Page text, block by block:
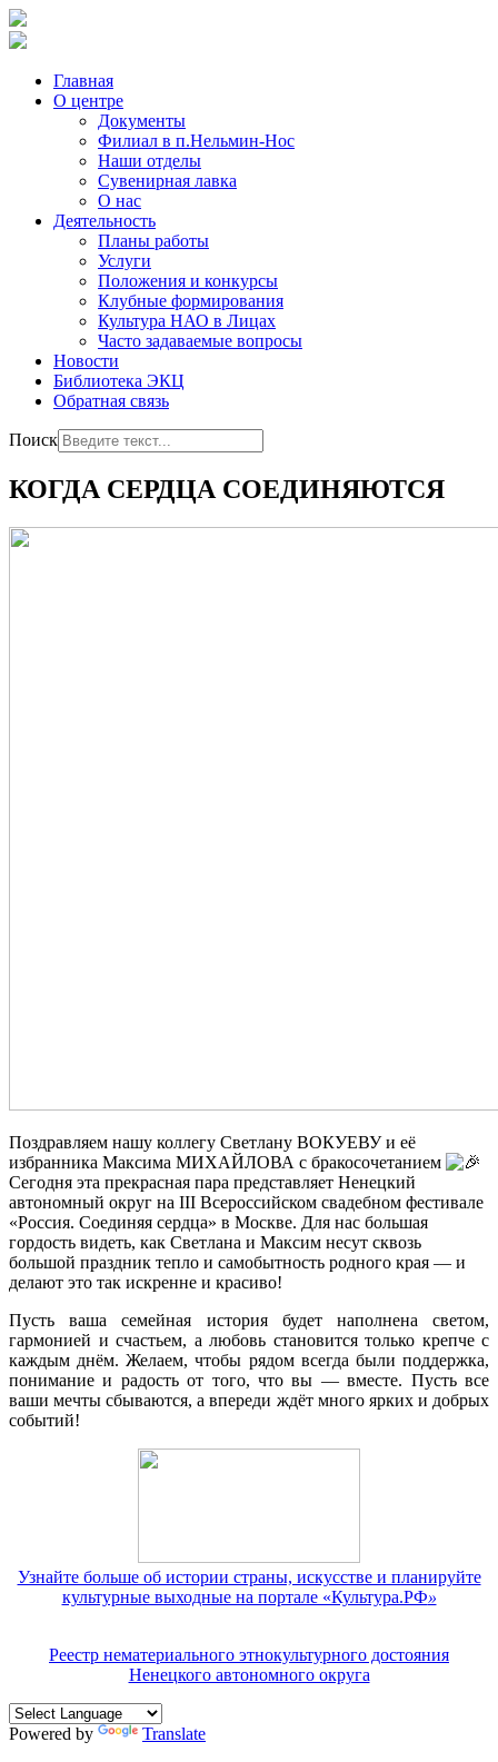
Главная
О центре
Документы
Филиал в п.Нельмин-Нос
Наши отделы
Сувенирная лавка
О нас
Деятельность
Планы работы
Услуги
Положения и конкурсы
Клубные формирования
Культура НАО в Лицах
Часто задаваемые вопросы
Новости
Библиотека ЭКЦ
Обратная связь
Поиск
КОГДА СЕРДЦА СОЕДИНЯЮТСЯ
Поздравляем нашу коллегу Светлану ВОКУЕВУ и её
избранника Максима МИХАЙЛОВА с бракосочетанием
Сегодня эта прекрасная пара представляет Ненецкий
автономный округ на III Всероссийском свадебном фестивале
«Россия. Соединяя сердца» в Москве. Для нас большая
гордость видеть, как Светлана и Максим несут сквозь
большой праздник тепло и самобытность родного края — и
делают это так искренне и красиво!
Пусть ваша семейная история будет наполнена светом,
гармонией и счастьем, а любовь становится только крепче с
каждым днём. Желаем, чтобы рядом всегда были поддержка,
понимание и радость от того, что вы — вместе. Пусть все
ваши мечты сбываются, а впереди ждёт много ярких и добрых
событий!
Узнайте больше об истории страны, искусстве и планируйте
культурные выходные на портале «Культура.РФ»
Реестр нематериального этнокультурного достояния
Ненецкого автономного округа
Powered by Translate